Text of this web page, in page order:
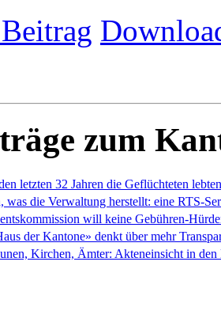
zum
letzten 32 Jahren die Geflüchteten lebten
was die Verwaltung herstellt: eine RTS-
will keine Gebühren-
der Kantone» denkt über mehr
Kirchen, Ämter: Akteneinsicht in den